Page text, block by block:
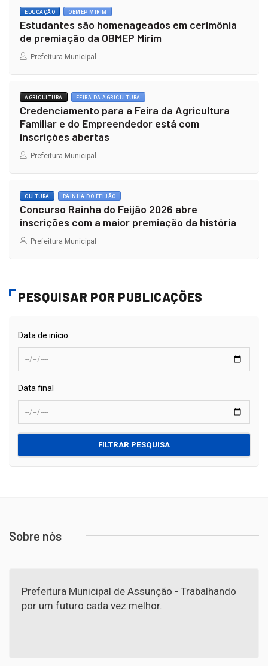
EDUCAÇÃO OBMEP MIRIM
Estudantes são homenageados em cerimônia
de premiação da OBMEP Mirim
Prefeitura Municipal
AGRICULTURA FEIRA DA AGRICULTURA
Credenciamento para a Feira da Agricultura
Familiar e do Empreendedor está com
inscrições abertas
Prefeitura Municipal
CULTURA RAINHA DO FEIJÃO
Concurso Rainha do Feijão 2026 abre
inscrições com a maior premiação da história
Prefeitura Municipal
PESQUISAR POR PUBLICAÇÕES
Data de início
Data final
FILTRAR PESQUISA
Sobre nós
Prefeitura Municipal de Assunção - Trabalhando
por um futuro cada vez melhor.